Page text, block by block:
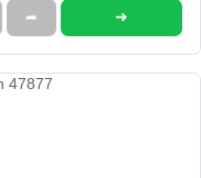
➦ ➜